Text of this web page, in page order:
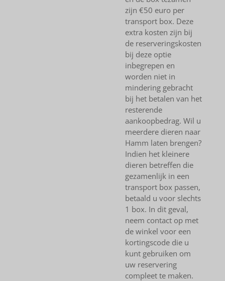
zijn €50 euro per
transport box. Deze
extra kosten zijn bij
de reserveringskosten
bij deze optie
inbegrepen en
worden niet in
mindering gebracht
bij het betalen van het
resterende
aankoopbedrag. Wil u
meerdere dieren naar
Hamm laten brengen?
Indien het kleinere
dieren betreffen die
gezamenlijk in een
transport box passen,
betaald u voor slechts
1 box. In dit geval,
neem contact op met
de winkel voor een
kortingscode die u
kunt gebruiken om
uw reservering
compleet te maken.